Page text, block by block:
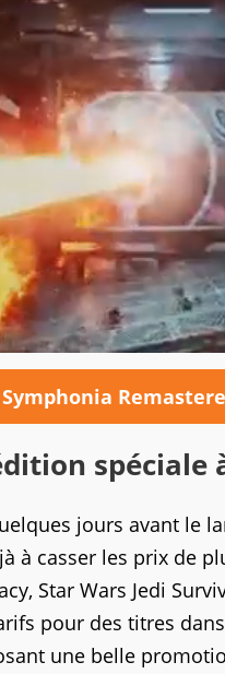
spéciale
jours avant le
à casser les prix de
Star Wars Jedi
pour des titres
une belle